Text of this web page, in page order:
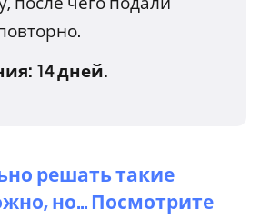
после чего подали
14 дней.
решать такие
но... Посмотрите